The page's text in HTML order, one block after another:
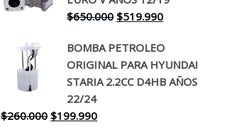
$650.000 El
original
era:
$650.000.
$519.990El
actual
es:
$519.990.
BOMBA PETROLEO
ORIGINAL PARA HYUNDAI
STARIA 2.2CC D4HB AÑOS
22/24
$260.000 El
$199.990El